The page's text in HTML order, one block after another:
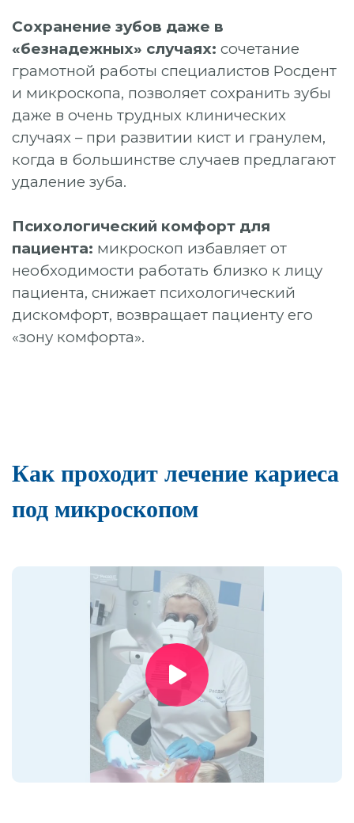
Сохранение зубов даже в
«безнадежных» случаях: сочетание
грамотной работы специалистов Росдент
и микроскопа, позволяет сохранить зубы
даже в очень трудных клинических
случаях – при развитии кист и гранулем,
когда в большинстве случаев предлагают
удаление зуба.
Психологический комфорт для
пациента: микроскоп избавляет от
необходимости работать близко к лицу
пациента, снижает психологический
дискомфорт, возвращает пациенту его
«зону комфорта».
Как проходит лечение кариеса
под микроскопом